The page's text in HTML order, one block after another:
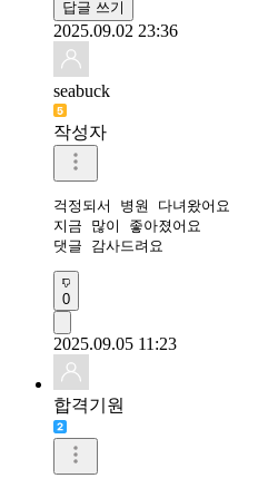
답글 쓰기
2025.09.02 23:36
seabuck
작성자
걱정되서 병원 다녀왔어요
지금 많이 좋아졌어요
댓글 감사드려요
0
2025.09.05 11:23
합격기원